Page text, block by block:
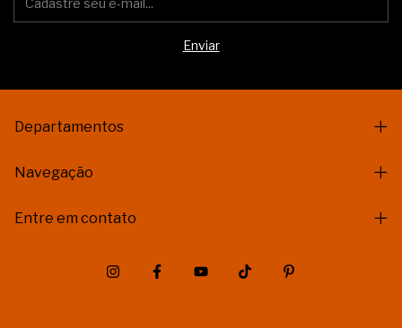
Departamentos
Navegação
Entre em contato